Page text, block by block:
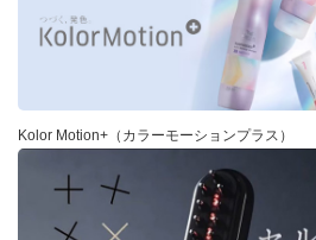
Kolor Motion+（カラーモーションプラス）